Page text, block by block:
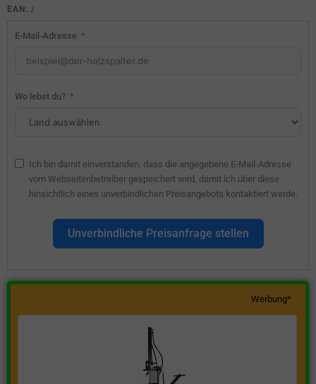
EAN: /
E-Mail-Adresse
Wo lebst du?
Ich bin damit einverstanden, dass die angegebene E-Mail-Adresse
vom Webseitenbetreiber gespeichert wird, damit ich über diese
hinsichtlich eines unverbindlichen Preisangebots kontaktiert werde.
Unverbindliche Preisanfrage stellen
Werbung*